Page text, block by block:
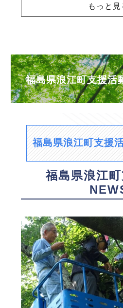
もっと見
福島県浪江町支援活
福島県浪江町支援
福島県浪江